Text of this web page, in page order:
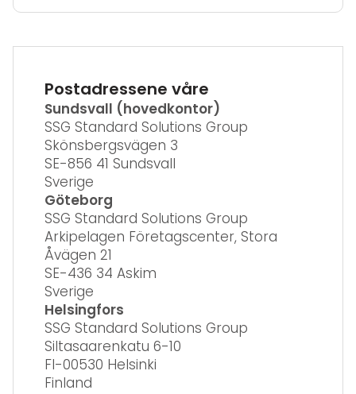
Postadressene våre
Sundsvall (hovedkontor)
SSG Standard Solutions Group
Skönsbergsvägen 3
SE-856 41 Sundsvall
Sverige
Göteborg
SSG Standard Solutions Group
Arkipelagen Företagscenter, Stora
Åvägen 21
SE-436 34 Askim
Sverige
Helsingfors
SSG Standard Solutions Group
Siltasaarenkatu 6-10
FI-00530 Helsinki
Finland